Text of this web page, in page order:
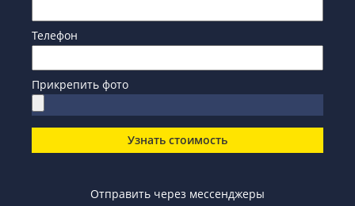
Телефон
Прикрепить фото
Узнать стоимость
Отправить через мессенджеры